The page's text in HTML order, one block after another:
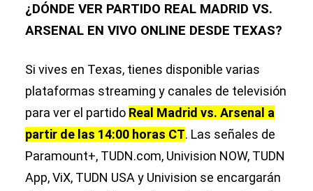
¿DÓNDE VER PARTIDO REAL MADRID VS.
ARSENAL EN VIVO ONLINE DESDE TEXAS?
Si vives en Texas, tienes disponible varias
plataformas streaming y canales de televisión
para ver el partido Real Madrid vs. Arsenal a
partir de las 14:00 horas CT. Las señales de
Paramount+, TUDN.com, Univision NOW, TUDN
App, ViX, TUDN USA y Univision se encargarán